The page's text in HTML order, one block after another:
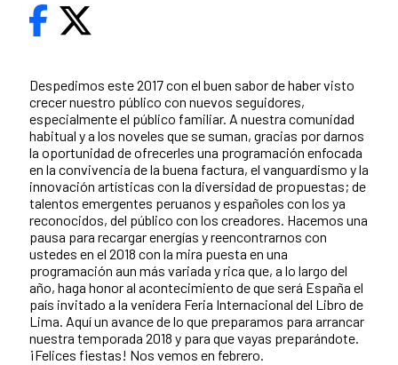
Despedimos este 2017 con el buen sabor de haber visto
crecer nuestro público con nuevos seguidores,
especialmente el público familiar. A nuestra comunidad
habitual y a los noveles que se suman, gracias por darnos
la oportunidad de ofrecerles una programación enfocada
en la convivencia de la buena factura, el vanguardismo y la
innovación artísticas con la diversidad de propuestas; de
talentos emergentes peruanos y españoles con los ya
reconocidos, del público con los creadores. Hacemos una
pausa para recargar energías y reencontrarnos con
ustedes en el 2018 con la mira puesta en una
programación aun más variada y rica que, a lo largo del
año, haga honor al acontecimiento de que será España el
país invitado a la venidera Feria Internacional del Libro de
Lima. Aquí un avance de lo que preparamos para arrancar
nuestra temporada 2018 y para que vayas preparándote.
¡Felices fiestas! Nos vemos en febrero.